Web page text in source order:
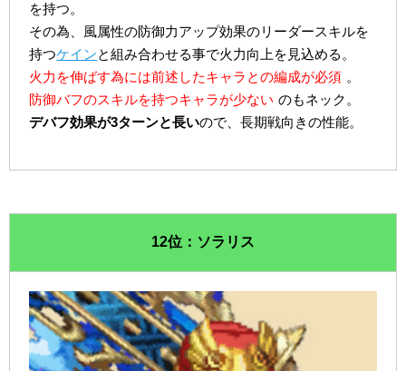
を持つ。
その為、風属性の防御力アップ効果のリーダースキルを
持つケインと組み合わせる事で火力向上を見込める。
火力を伸ばす為には前述したキャラとの編成が必須 。
防御バフのスキルを持つキャラが少ない のもネック。
デバフ効果が3ターンと長いので、長期戦向きの性能。
12位：ソラリス